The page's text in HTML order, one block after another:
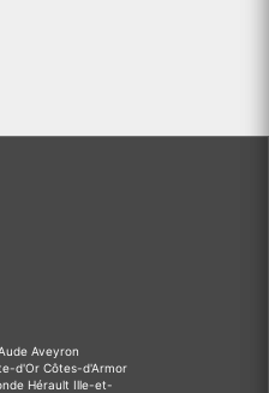
Aveyron
d'Or Côtes-d'Armor
Hérault Ille-et-